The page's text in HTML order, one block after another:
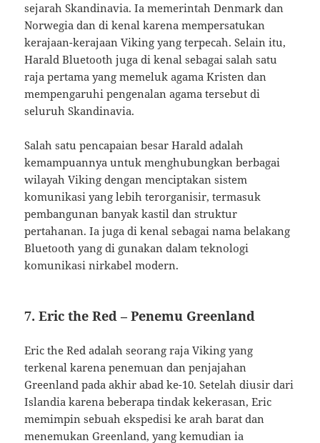
sejarah Skandinavia. Ia memerintah Denmark dan
Norwegia dan di kenal karena mempersatukan
kerajaan-kerajaan Viking yang terpecah. Selain itu,
Harald Bluetooth juga di kenal sebagai salah satu
raja pertama yang memeluk agama Kristen dan
mempengaruhi pengenalan agama tersebut di
seluruh Skandinavia.
Salah satu pencapaian besar Harald adalah
kemampuannya untuk menghubungkan berbagai
wilayah Viking dengan menciptakan sistem
komunikasi yang lebih terorganisir, termasuk
pembangunan banyak kastil dan struktur
pertahanan. Ia juga di kenal sebagai nama belakang
Bluetooth yang di gunakan dalam teknologi
komunikasi nirkabel modern.
7. Eric the Red – Penemu Greenland
Eric the Red adalah seorang raja Viking yang
terkenal karena penemuan dan penjajahan
Greenland pada akhir abad ke-10. Setelah diusir dari
Islandia karena beberapa tindak kekerasan, Eric
memimpin sebuah ekspedisi ke arah barat dan
menemukan Greenland, yang kemudian ia